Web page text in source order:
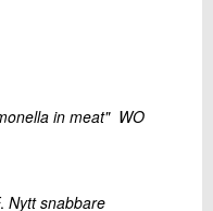
in meat" WO
Nytt snabbare